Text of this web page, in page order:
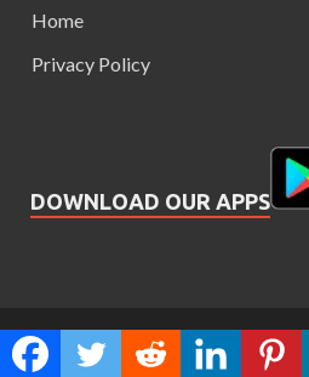
Home
Privacy Policy
DOWNLOAD OUR APPS
Our Smart Study